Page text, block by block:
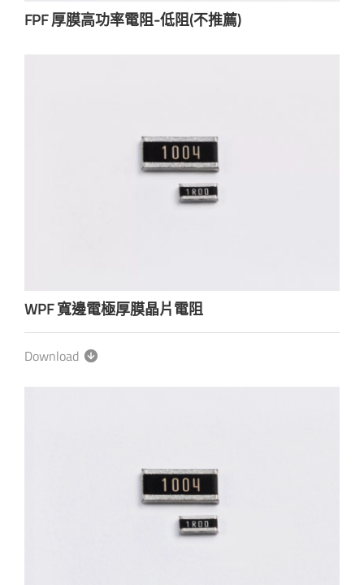
FPF 厚膜高功率電阻-低阻(不推薦)
WPF 寬邊電極厚膜晶片電阻
Download